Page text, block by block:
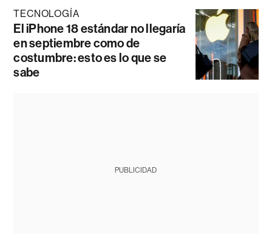
TECNOLOGÍA
El iPhone 18 estándar no llegaría
en septiembre como de
costumbre: esto es lo que se
sabe
PUBLICIDAD